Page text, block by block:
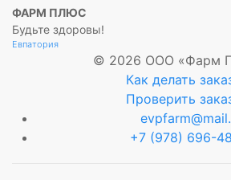
ФАРМ ПЛЮС
Будьте здоровы!
Евпатория
© 2026 ООО «Фарм
Как делать
Проверить
+7 (978) 696-